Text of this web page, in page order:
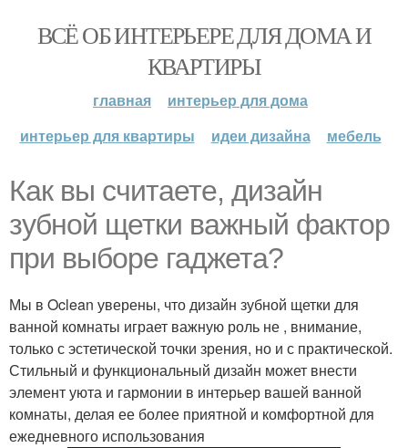
ВСЁ ОБ ИНТЕРЬЕРЕ ДЛЯ ДОМА И
КВАРТИРЫ
главная
интерьер для дома
интерьер для квартиры
идеи дизайна мебель
Как вы считаете, дизайн
зубной щетки важный фактор
при выборе гаджета?
Мы в Oclean уверены, что дизайн зубной щетки для
ванной комнаты играет важную роль не , внимание,
только с эстетической точки зрения, но и с практической.
Стильный и функциональный дизайн может внести
элемент уюта и гармонии в интерьер вашей ванной
комнаты, делая ее более приятной и комфортной для
ежедневного использования